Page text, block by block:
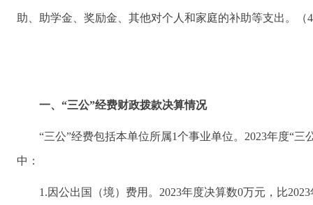
助、助学金、奖励金、其他对个人和家庭的补助等支出。
一、“三公”经费财政拨款决算情况
“三公”经费包括本单位所属1个事业单位。2023年度“
中：
1.因公出国（境）费用。2023年度决算数0万元，比